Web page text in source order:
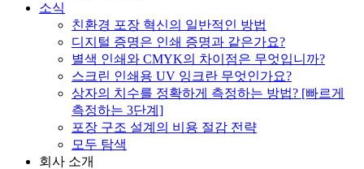
소식
친환경 포장 혁신의 일반적인 방법
디지털 증명은 인쇄 증명과 같은가요?
별색 인쇄와 CMYK의 차이점은 무엇입니까?
스크린 인쇄용 UV 잉크란 무엇인가요?
상자의 치수를 정확하게 측정하는 방법? [빠르게
측정하는 3단계]
포장 구조 설계의 비용 절감 전략
모두 탐색
회사 소개